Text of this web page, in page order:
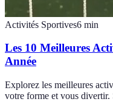
Activités Sportives6 min
Les 10 Meilleures
Année
Explorez les meilleures
votre forme et vous